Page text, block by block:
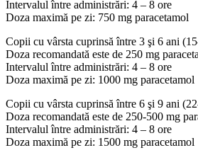
Intervalul între administrări: 4 – 8 ore
Doza maximă pe zi: 750 mg paracetamol
Copii cu vârsta cuprinsă între 3 şi 6 ani
Doza recomandată este de 250 mg
Intervalul între administrări: 4 – 8 ore
Doza maximă pe zi: 1000 mg paracetamol
Copii cu vârsta cuprinsă între 6 şi 9 ani
Doza recomandată este de 250-500 mg
Intervalul între administrări: 4 – 8 ore
Doza maximă pe zi: 1500 mg paracetamol